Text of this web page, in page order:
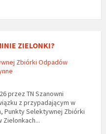
ZIELONKI?
Zbiórki Odpadów
przez TN Szanowni
z przypadającym w
Punkty Selektywnej Zbiórki
Zielonkach...